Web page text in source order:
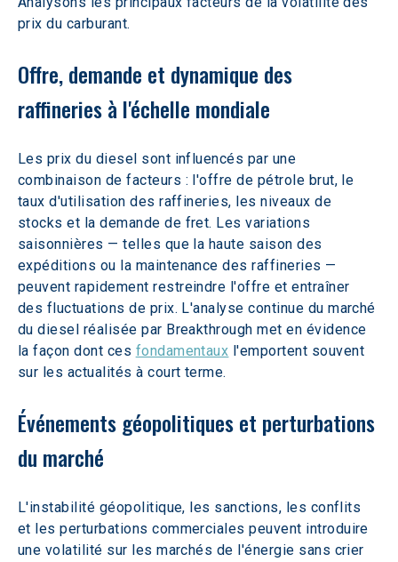
prix du carburant.
Offre, demande et dynamique des
raffineries à l'échelle mondiale
Les prix du diesel sont influencés par une
combinaison de facteurs : l'offre de pétrole brut, le
taux d'utilisation des raffineries, les niveaux de
stocks et la demande de fret. Les variations
saisonnières — telles que la haute saison des
expéditions ou la maintenance des raffineries —
peuvent rapidement restreindre l'offre et entraîner
des fluctuations de prix. L'analyse continue du marché
du diesel réalisée par Breakthrough met en évidence
la façon dont ces fondamentaux l'emportent souvent
sur les actualités à court terme.
Événements géopolitiques et perturbations
du marché
L'instabilité géopolitique, les sanctions, les conflits
et les perturbations commerciales peuvent introduire
une volatilité sur les marchés de l'énergie sans crier